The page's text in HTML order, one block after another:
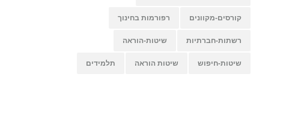
קורסים-מקוונים רפורמות בחינוך
רשתות-חברתיות שיטות-הוראה
שיטות-חיפוש שיטות הוראה תלמידים